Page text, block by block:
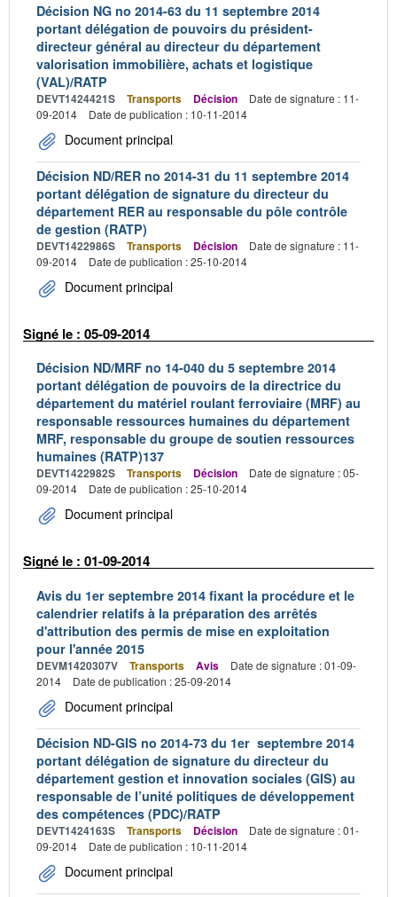
Décision NG no 2014-63 du 11 septembre 2014
portant délégation de pouvoirs du président-
directeur général au directeur du département
valorisation immobilière, achats et logistique
(VAL)/RATP
DEVT1424421S Transports Décision
Date de signature : 11-
09-2014
Date de publication : 10-11-2014
Document principal
Décision ND/RER no 2014-31 du 11 septembre 2014
portant délégation de signature du directeur du
département RER au responsable du pôle contrôle
de gestion (RATP)
DEVT1422986S Transports Décision
Date de signature : 11-
09-2014
Date de publication : 25-10-2014
Document principal
Signé le : 05-09-2014
Décision ND/MRF no 14-040 du 5 septembre 2014
portant délégation de pouvoirs de la directrice du
département du matériel roulant ferroviaire (MRF) au
responsable ressources humaines du département
MRF, responsable du groupe de soutien ressources
humaines (RATP)137
DEVT1422982S Transports Décision
Date de signature : 05-
09-2014
Date de publication : 25-10-2014
Document principal
Signé le : 01-09-2014
Avis du 1er septembre 2014 fixant la procédure et le
calendrier relatifs à la préparation des arrêtés
d'attribution des permis de mise en exploitation
pour l'année 2015
DEVM1420307V Transports Avis
Date de signature : 01-09-
2014
Date de publication : 25-09-2014
Document principal
Décision ND-GIS no 2014-73 du 1er septembre 2014
portant délégation de signature du directeur du
département gestion et innovation sociales (GIS) au
responsable de l’unité politiques de développement
des compétences (PDC)/RATP
DEVT1424163S Transports Décision
Date de signature : 01-
09-2014
Date de publication : 10-11-2014
Document principal